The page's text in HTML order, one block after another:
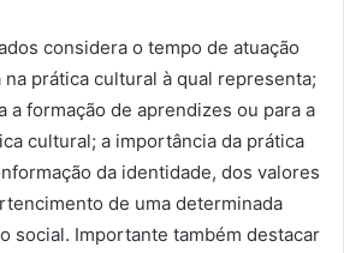
considera o tempo de atuação
prática cultural à qual representa;
a formação de aprendizes ou para a
cultural; a importância da prática
da identidade, dos valores
de uma determinada
social. Importante também destacar